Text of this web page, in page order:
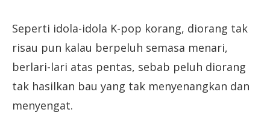
Seperti idola-idola K-pop korang, diorang tak
risau pun kalau berpeluh semasa menari,
berlari-lari atas pentas, sebab peluh diorang
tak hasilkan bau yang tak menyenangkan dan
menyengat.